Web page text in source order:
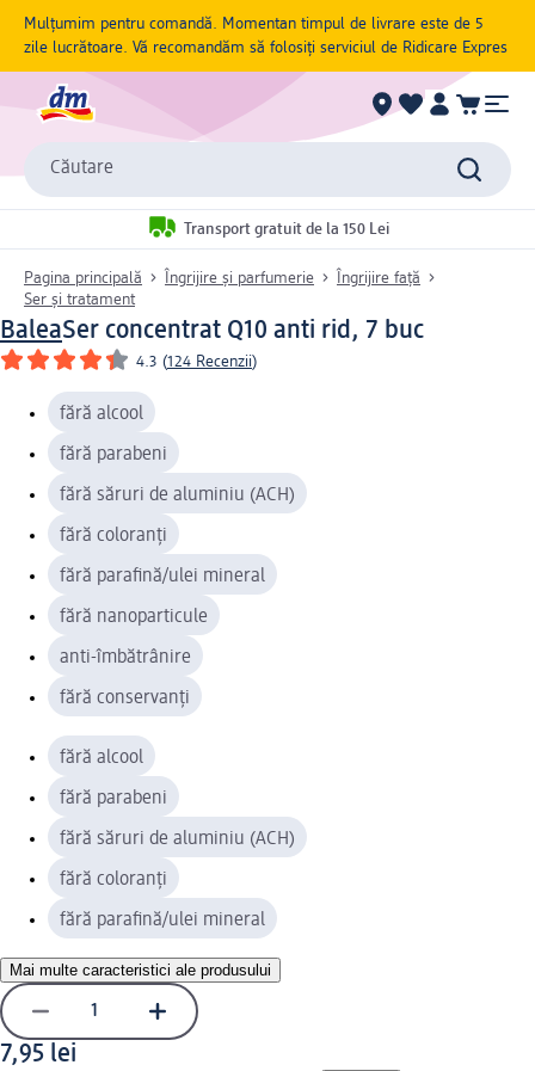
Mulțumim pentru comandă. Momentan timpul de livrare este de 5
zile lucrătoare. Vă recomandăm să folosiți serviciul de Ridicare Expres
Căutare
Transport gratuit de la 150 Lei
Pagina principală Îngrijire și parfumerie
Îngrijire față
Ser și tratament
BaleaSer concentrat Q10 anti rid, 7 buc
4.3 (124 Recenzii)
fără alcool
fără parabeni
fără săruri de aluminiu (ACH)
fără coloranți
fără parafină/ulei mineral
fără nanoparticule
anti-îmbătrânire
fără conservanți
fără alcool
fără parabeni
fără săruri de aluminiu (ACH)
fără coloranți
fără parafină/ulei mineral
Mai multe caracteristici ale produsului
7,95 lei